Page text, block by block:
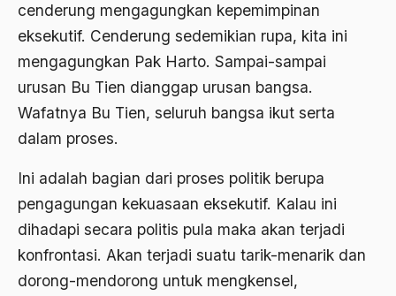
cenderung mengagungkan kepemimpinan
eksekutif. Cenderung sedemikian rupa, kita ini
mengagungkan Pak Harto. Sampai-sampai
urusan Bu Tien dianggap urusan bangsa.
Wafatnya Bu Tien, seluruh bangsa ikut serta
dalam proses.
Ini adalah bagian dari proses politik berupa
pengagungan kekuasaan eksekutif. Kalau ini
dihadapi secara politis pula maka akan terjadi
konfrontasi. Akan terjadi suatu tarik-menarik dan
dorong-mendorong untuk mengkensel,
Asas Organisasi Islam
Asas Pancasila
Asas Permusyawaratan
Asas Pluralisme
Asas Tunggal
asean
Asghar Ali Engineer
Ashram Ghandi
Asia